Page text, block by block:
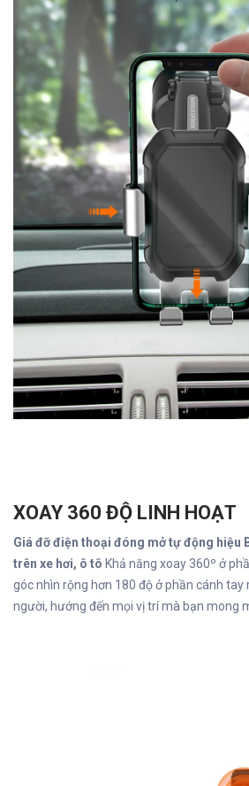
XOAY 360 ĐỘ LINH HOẠT
Giá đỡ điện thoại đóng mở tự động hiệu
trên xe hơi, ô tô Khả năng xoay 360º ở
góc nhìn rộng hơn 180 độ ở phần cánh tay
người, hướng đến mọi vị trí mà bạn mong